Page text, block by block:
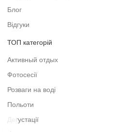
Блог
Відгуки
ТОП категорій
Активный отдых
Фотосесії
Розваги на воді
Польоти
Дегустації